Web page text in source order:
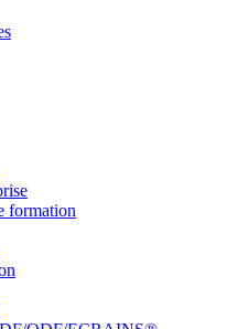
formation